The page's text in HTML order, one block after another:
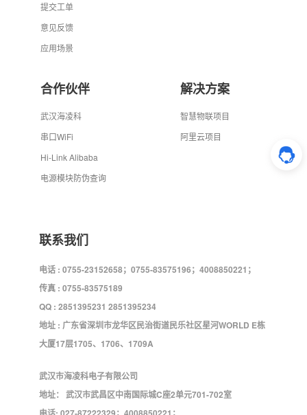
提交工单
意见反馈
应用场景
合作伙伴
武汉海凌科
串口WiFi
Hi-Link Alibaba
电源模块防伪查询
解决方案
智慧物联项目
阿里云项目
联系我们
电话 : 0755-23152658；0755-83575196；4008850221；
传真 : 0755-83575189
QQ : 2851395231 2851395234
地址 : 广东省深圳市龙华区民治街道民乐社区星河WORLD E栋
大厦17层1705、1706、1709A
武汉市海凌科电子有限公司
地址： 武汉市武昌区中南国际城C座2单元701-702室